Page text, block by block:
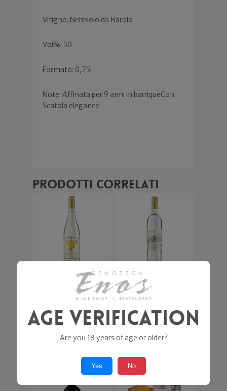
Vitigno: Nebbiolo da Barolo
Vol%: 50
Formato: 0,75l
Note: Affinata per 9 anni in barriqueCon
Scatola elegance
Prodotti correlati
Grappa di
Moscato
Marolo distilleria
Santa Teresa
28,80€
Grappa di
Gewurztraminer
Marolo distilleria
Santa Teresa
28,80€
Age Verification
Are you 18 years of age or older?
Yes No